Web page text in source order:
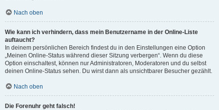
Nach oben
Wie kann ich verhindern, dass mein Benutzername in der Online-Liste
auftaucht?
In deinem persönlichen Bereich findest du in den Einstellungen eine Option
„Meinen Online-Status während dieser Sitzung verbergen“. Wenn du diese
Option einschaltest, können nur Administratoren, Moderatoren und du selbst
deinen Online-Status sehen. Du wirst dann als unsichtbarer Besucher gezählt.
Nach oben
Die Forenuhr geht falsch!